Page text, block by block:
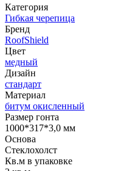
Категория
Гибкая черепица
Бренд
RoofShield
Цвет
медный
Дизайн
cтандарт
Материал
битум окисленный
Размер гонта
1000*317*3,0 мм
Основа
Стеклохолст
Кв.м в упаковке